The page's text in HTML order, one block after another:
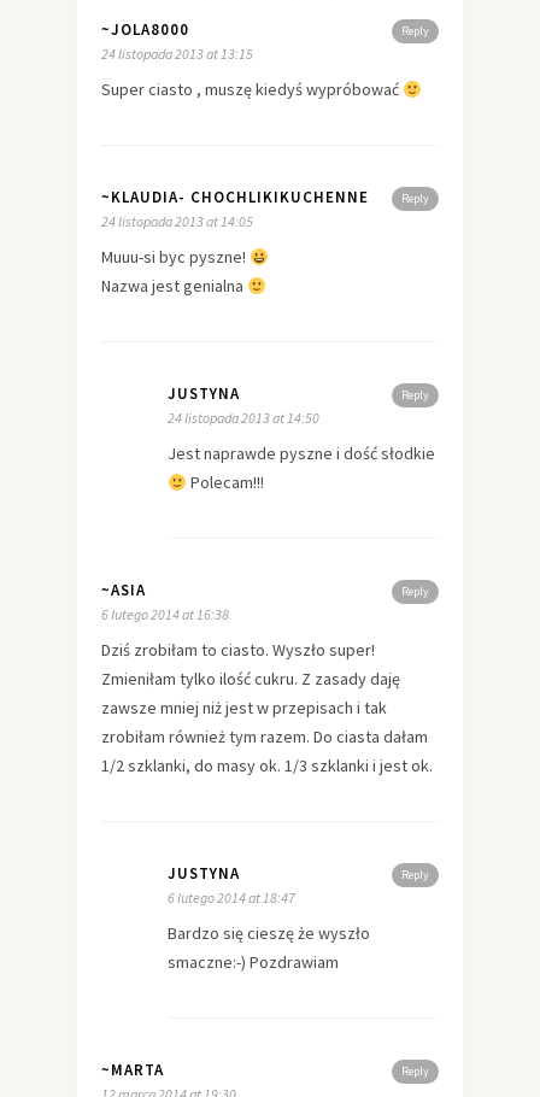
Reply
~JOLA8000
24 listopada 2013 at 13:15
Super ciasto , muszę kiedyś wypróbować
Reply
~KLAUDIA- CHOCHLIKIKUCHENNE
24 listopada 2013 at 14:05
Muuu-si byc pyszne!
Nazwa jest genialna
Reply
JUSTYNA
24 listopada 2013 at 14:50
Jest naprawde pyszne i dość słodkie
Polecam!!!
Reply
~ASIA
6 lutego 2014 at 16:38
Dziś zrobiłam to ciasto. Wyszło super!
Zmieniłam tylko ilość cukru. Z zasady daję
zawsze mniej niż jest w przepisach i tak
zrobiłam również tym razem. Do ciasta dałam
1/2 szklanki, do masy ok. 1/3 szklanki i jest ok.
Reply
JUSTYNA
6 lutego 2014 at 18:47
Bardzo się cieszę że wyszło
smaczne:-) Pozdrawiam
Reply
~MARTA